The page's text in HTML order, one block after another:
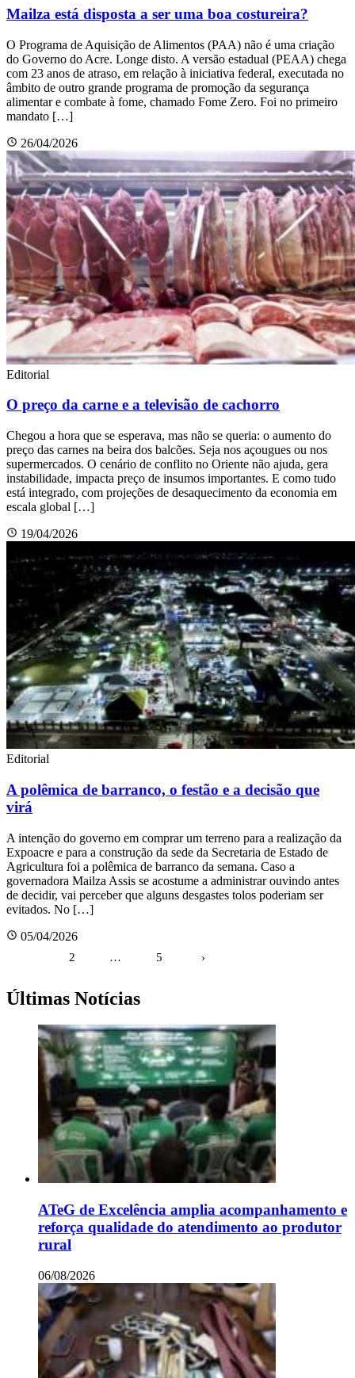
Mailza está disposta a ser uma boa costureira?
O Programa de Aquisição de Alimentos (PAA) não é uma criação
do Governo do Acre. Longe disto. A versão estadual (PEAA) chega
com 23 anos de atraso, em relação à iniciativa federal, executada no
âmbito de outro grande programa de promoção da segurança
alimentar e combate à fome, chamado Fome Zero. Foi no primeiro
mandato […]
26/04/2026
Editorial
O preço da carne e a televisão de cachorro
Chegou a hora que se esperava, mas não se queria: o aumento do
preço das carnes na beira dos balcões. Seja nos açougues ou nos
supermercados. O cenário de conflito no Oriente não ajuda, gera
instabilidade, impacta preço de insumos importantes. E como tudo
está integrado, com projeções de desaquecimento da economia em
escala global […]
19/04/2026
Editorial
A polêmica de barranco, o festão e a decisão que
virá
A intenção do governo em comprar um terreno para a realização da
Expoacre e para a construção da sede da Secretaria de Estado de
Agricultura foi a polêmica de barranco da semana. Caso a
governadora Mailza Assis se acostume a administrar ouvindo antes
de decidir, vai perceber que alguns desgastes tolos poderiam ser
evitados. No […]
05/04/2026
Paginação
posts
2 … 5 ›
Últimas Notícias
ATeG de Excelência amplia acompanhamento e
reforça qualidade do atendimento ao produtor
rural
06/08/2026